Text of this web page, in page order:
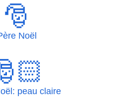
🎅
Noël
peau claire